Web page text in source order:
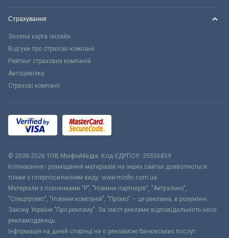
Страхування
Зелена карта онлайн
Відгуки про страхові компанії
Рейтинг страхових компаній
Автоцивілка
Страхові компанії
© 2008-2026 ТОВ МiнфiнМедiа. Код ЄДРПОУ: 35506859
Копіювання і розміщення матеріалів на інших сайтах дозволяється
тільки з гіперпосиланням виду: www.minfin.com.ua
Матеріали з позначками "Р", "Новини партнерів", "Актуально",
"Спецпроект", "Новини компаній", "Промо" – це реклама, в розумінні
Закону України "Про рекламу". За зміст реклами відповідальність несе
рекламодавець.
Інформація на даній сторінці не є рекламою банківських послуг.